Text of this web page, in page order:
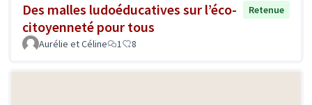
Des malles ludoéducatives sur l’éco-
citoyenneté pour tous
Retenue
Aurélie et Céline 1 8